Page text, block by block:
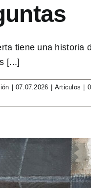
tiene una historia
[...]
07.07.2026 Articulos